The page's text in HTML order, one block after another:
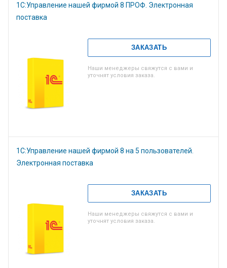
1С:Управление нашей фирмой 8 ПРОФ. Электронная
поставка
ЗАКАЗАТЬ
Наши менеджеры свяжутся с вами и
уточнят условия заказа.
1С:Управление нашей фирмой 8 на 5 пользователей.
Электронная поставка
ЗАКАЗАТЬ
Наши менеджеры свяжутся с вами и
уточнят условия заказа.